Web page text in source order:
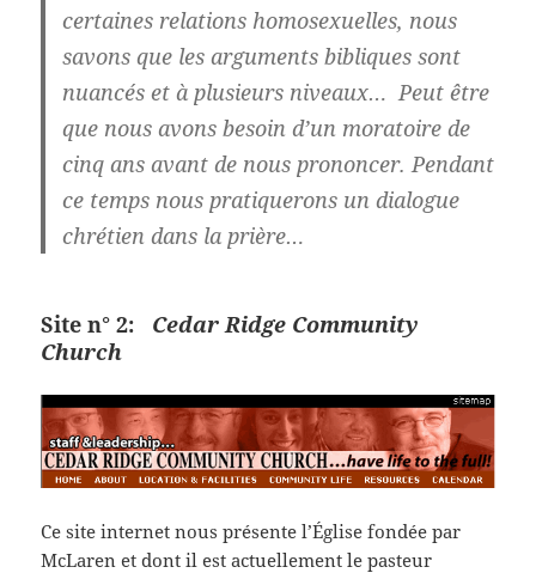
certaines relations homosexuelles, nous
savons que les arguments bibliques sont
nuancés et à plusieurs niveaux… Peut être
que nous avons besoin d’un moratoire de
cinq ans avant de nous prononcer. Pendant
ce temps nous pratiquerons un dialogue
chrétien dans la prière…
Site n° 2: Cedar Ridge Community
Church
Ce site internet nous présente l’Église fondée par
McLaren et dont il est actuellement le pasteur